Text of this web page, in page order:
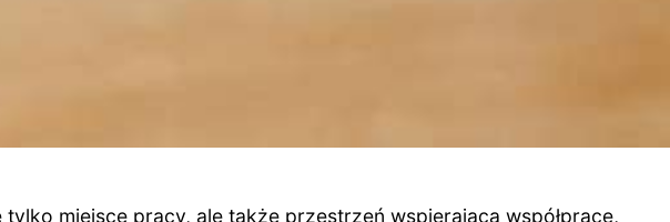
miejsce pracy, ale także przestrzeń wspierająca współpracę,